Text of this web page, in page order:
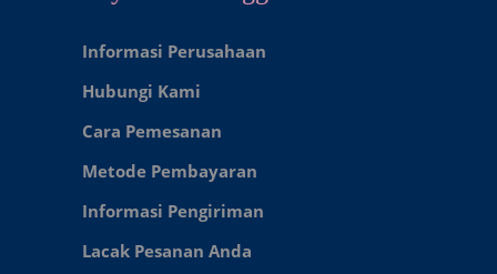
Informasi Perusahaan
Hubungi Kami
Cara Pemesanan
Metode Pembayaran
Informasi Pengiriman
Lacak Pesanan Anda